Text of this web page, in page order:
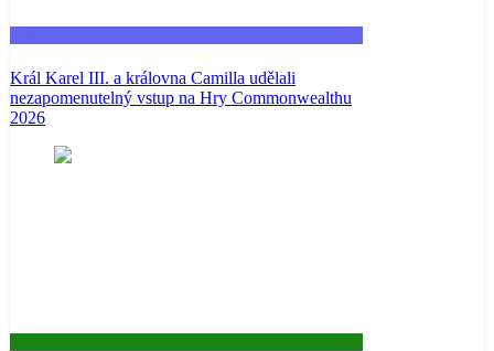
Král Karel III. a královna Camilla udělali
nezapomenutelný vstup na Hry Commonwealthu
2026